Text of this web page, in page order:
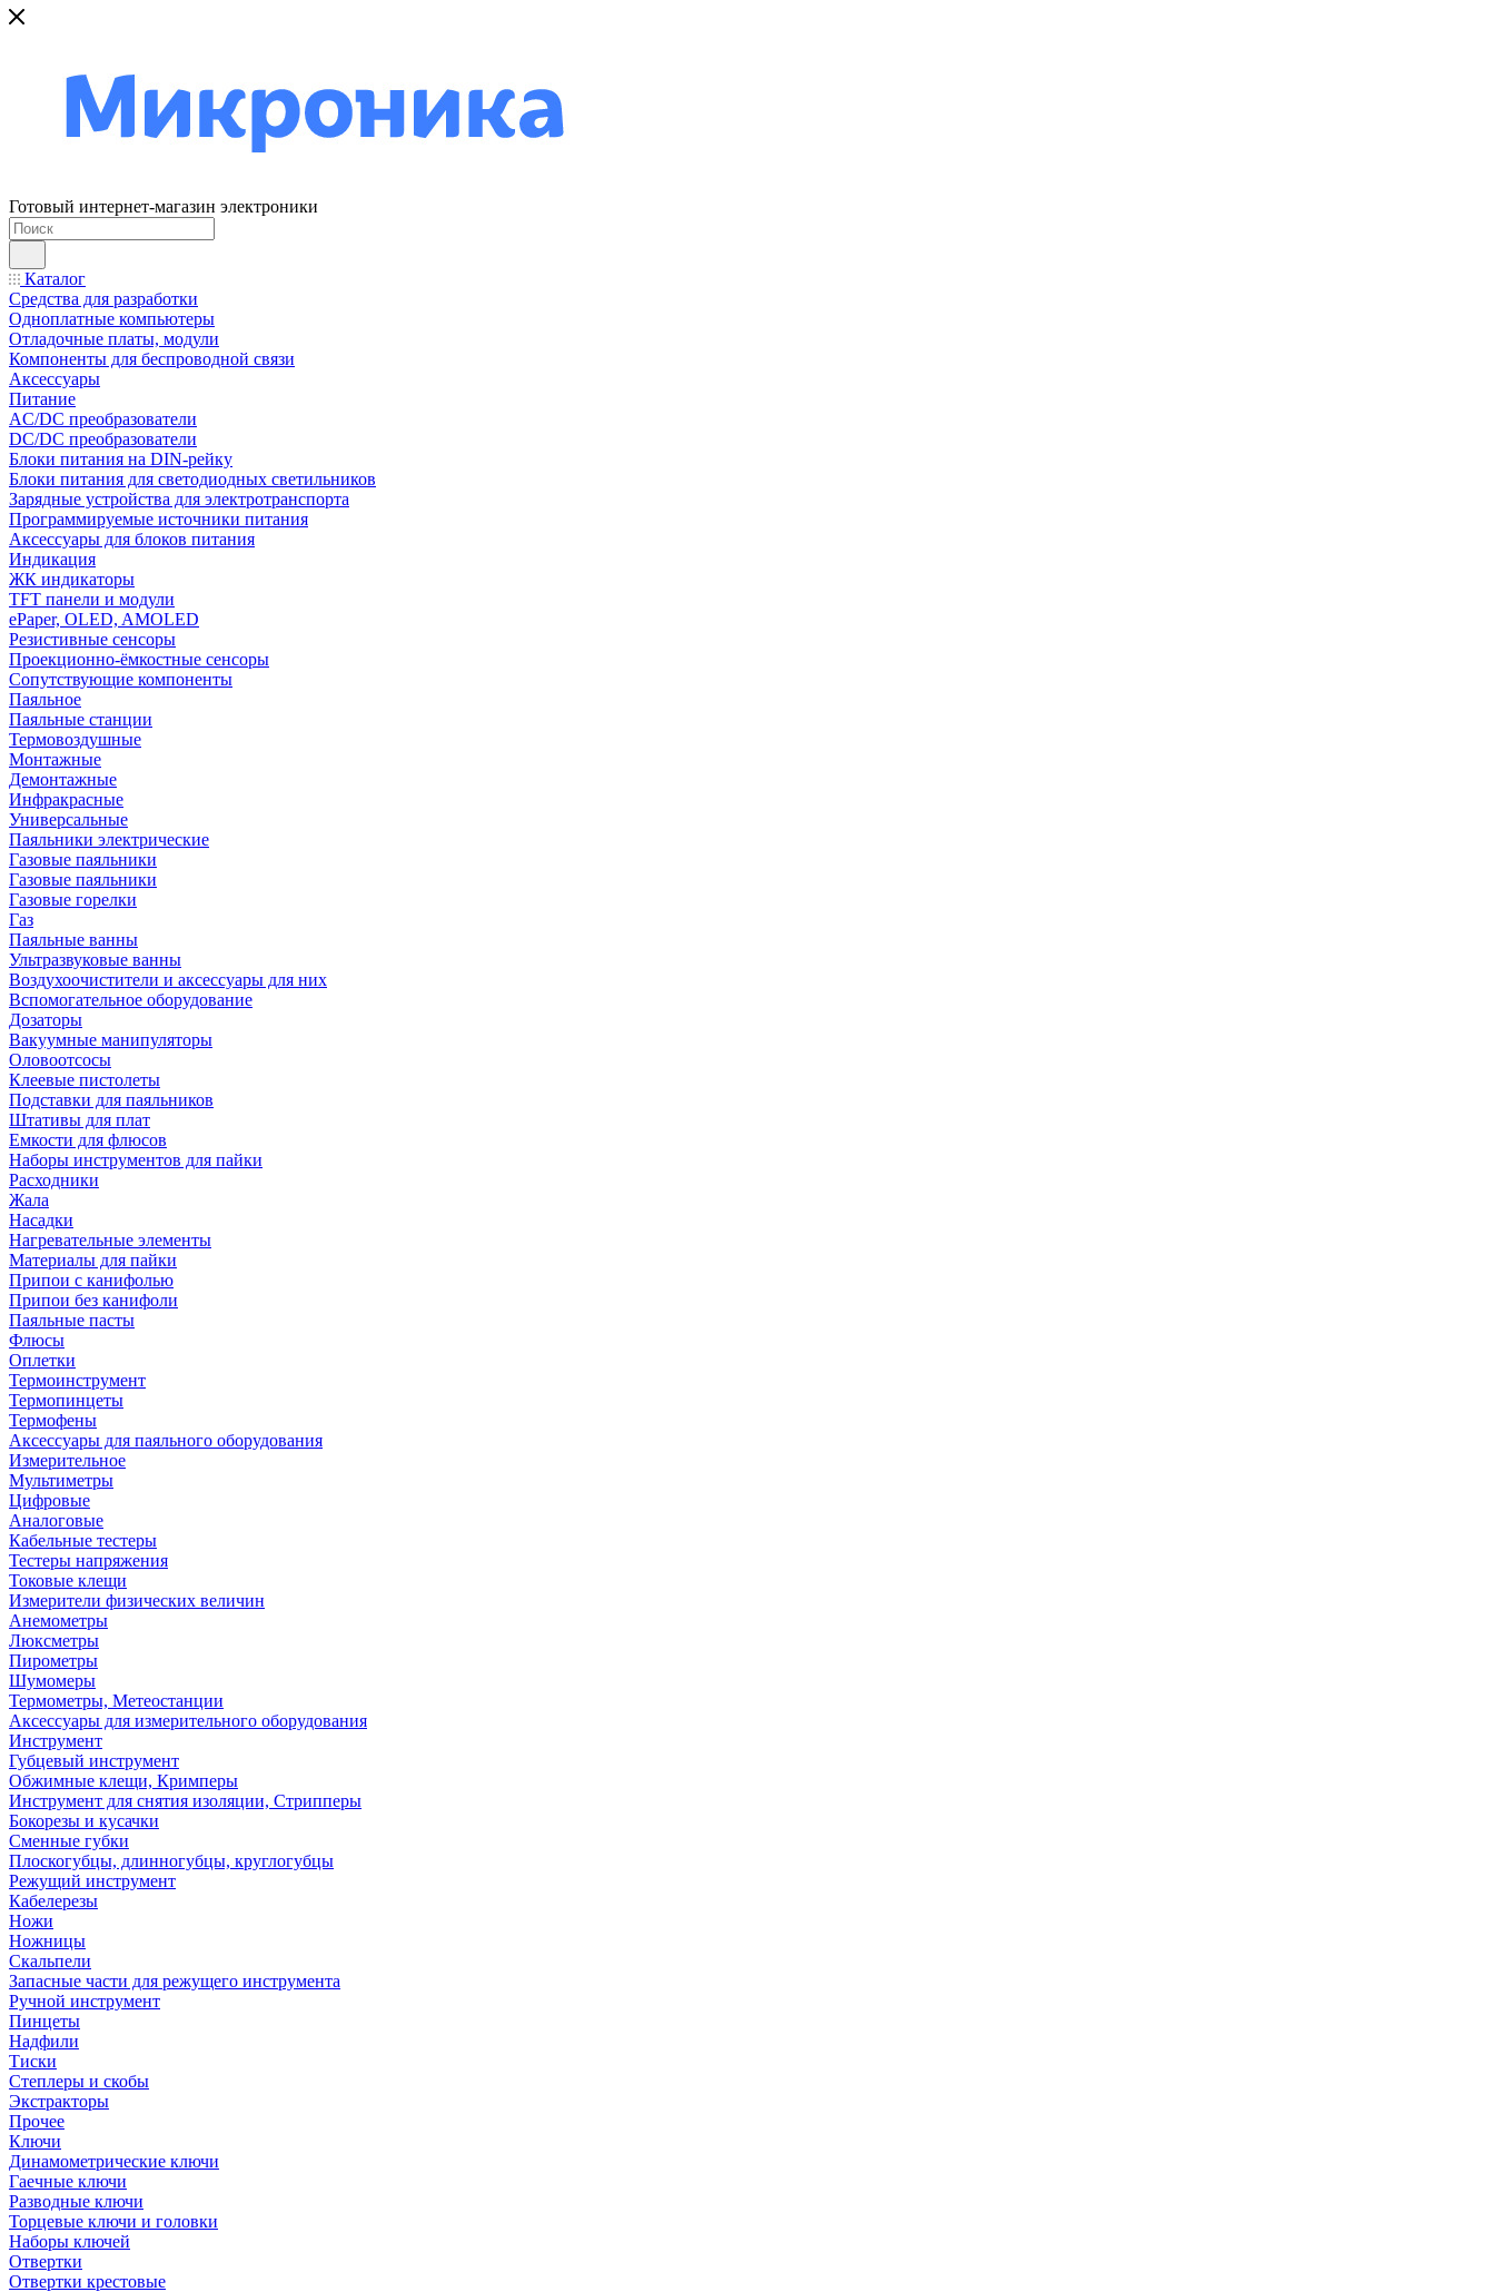
Готовый интернет-магазин электроники
Каталог
Средства для разработки
Одноплатные компьютеры
Отладочные платы, модули
Компоненты для беспроводной связи
Аксессуары
Питание
AC/DC преобразователи
DC/DC преобразователи
Блоки питания на DIN-рейку
Блоки питания для светодиодных светильников
Зарядные устройства для электротранспорта
Программируемые источники питания
Аксессуары для блоков питания
Индикация
ЖК индикаторы
TFT панели и модули
ePaper, OLED, AMOLED
Резистивные сенсоры
Проекционно-ёмкостные сенсоры
Сопутствующие компоненты
Паяльное
Паяльные станции
Термовоздушные
Монтажные
Демонтажные
Инфракрасные
Универсальные
Паяльники электрические
Газовые паяльники
Газовые паяльники
Газовые горелки
Газ
Паяльные ванны
Ультразвуковые ванны
Воздухоочистители и аксессуары для них
Вспомогательное оборудование
Дозаторы
Вакуумные манипуляторы
Оловоотсосы
Клеевые пистолеты
Подставки для паяльников
Штативы для плат
Емкости для флюсов
Наборы инструментов для пайки
Расходники
Жала
Насадки
Нагревательные элементы
Материалы для пайки
Припои с канифолью
Припои без канифоли
Паяльные пасты
Флюсы
Оплетки
Термоинструмент
Термопинцеты
Термофены
Аксессуары для паяльного оборудования
Измерительное
Мультиметры
Цифровые
Аналоговые
Кабельные тестеры
Тестеры напряжения
Токовые клещи
Измерители физических величин
Анемометры
Люксметры
Пирометры
Шумомеры
Термометры, Метеостанции
Аксессуары для измерительного оборудования
Инструмент
Губцевый инструмент
Обжимные клещи, Кримперы
Инструмент для снятия изоляции, Стрипперы
Бокорезы и кусачки
Сменные губки
Плоскогубцы, длинногубцы, круглогубцы
Режущий инструмент
Кабелерезы
Ножи
Ножницы
Скальпели
Запасные части для режущего инструмента
Ручной инструмент
Пинцеты
Надфили
Тиски
Степлеры и скобы
Экстракторы
Прочее
Ключи
Динамометрические ключи
Гаечные ключи
Разводные ключи
Торцевые ключи и головки
Наборы ключей
Отвертки
Отвертки крестовые